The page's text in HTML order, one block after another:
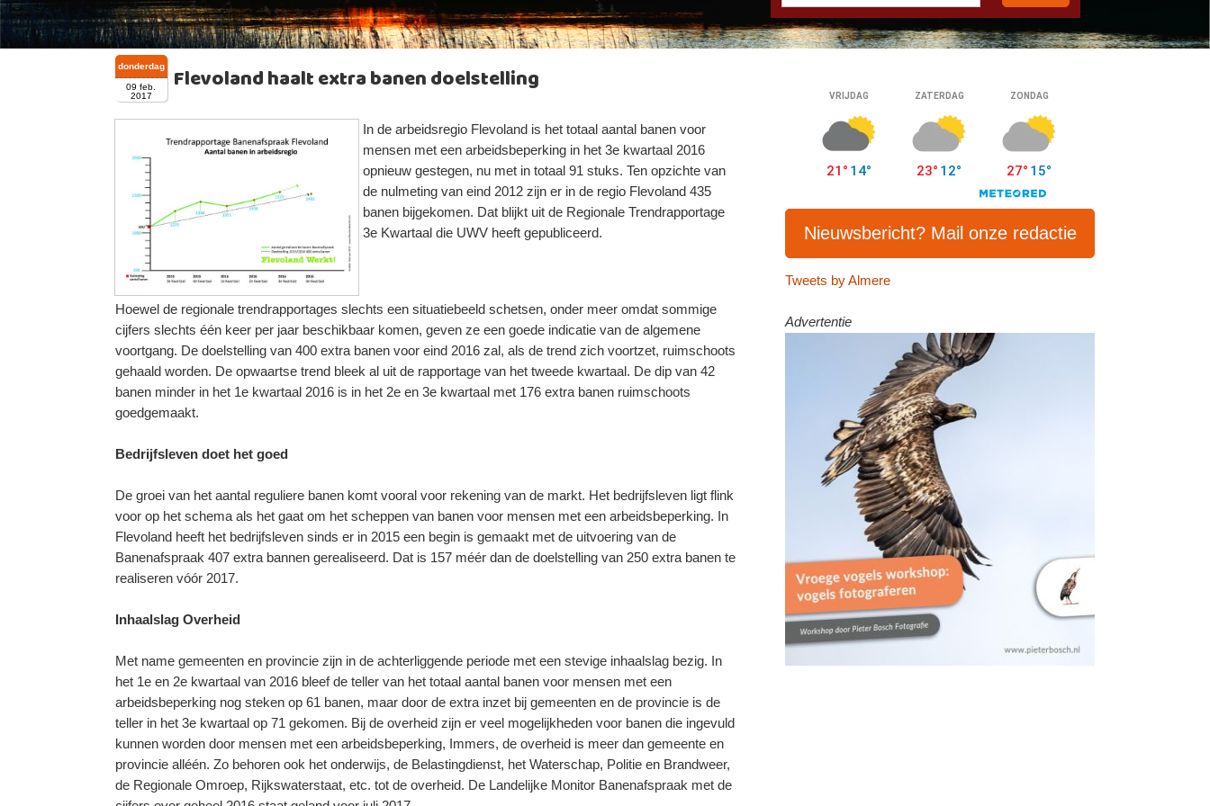
Flevoland haalt extra banen doelstelling
donderdag
09 feb.
2017
In de arbeidsregio Flevoland is het totaal aantal banen voor
mensen met een arbeidsbeperking in het 3e kwartaal 2016
opnieuw gestegen, nu met in totaal 91 stuks. Ten opzichte van
de nulmeting van eind 2012 zijn er in de regio Flevoland 435
banen bijgekomen. Dat blijkt uit de Regionale Trendrapportage
3e Kwartaal die UWV heeft gepubliceerd.
Hoewel de regionale trendrapportages slechts een situatiebeeld schetsen, onder meer omdat sommige
cijfers slechts één keer per jaar beschikbaar komen, geven ze een goede indicatie van de algemene
voortgang. De doelstelling van 400 extra banen voor eind 2016 zal, als de trend zich voortzet, ruimschoots
gehaald worden. De opwaartse trend bleek al uit de rapportage van het tweede kwartaal. De dip van 42
banen minder in het 1e kwartaal 2016 is in het 2e en 3e kwartaal met 176 extra banen ruimschoots
goedgemaakt.
Bedrijfsleven doet het goed
De groei van het aantal reguliere banen komt vooral voor rekening van de markt. Het bedrijfsleven ligt flink
voor op het schema als het gaat om het scheppen van banen voor mensen met een arbeidsbeperking. In
Flevoland heeft het bedrijfsleven sinds er in 2015 een begin is gemaakt met de uitvoering van de
Banenafspraak 407 extra bannen gerealiseerd. Dat is 157 méér dan de doelstelling van 250 extra banen te
realiseren vóór 2017.
Inhaalslag Overheid
Met name gemeenten en provincie zijn in de achterliggende periode met een stevige inhaalslag bezig. In
het 1e en 2e kwartaal van 2016 bleef de teller van het totaal aantal banen voor mensen met een
arbeidsbeperking nog steken op 61 banen, maar door de extra inzet bij gemeenten en de provincie is de
teller in het 3e kwartaal op 71 gekomen. Bij de overheid zijn er veel mogelijkheden voor banen die ingevuld
kunnen worden door mensen met een arbeidsbeperking, Immers, de overheid is meer dan gemeente en
provincie alléén. Zo behoren ook het onderwijs, de Belastingdienst, het Waterschap, Politie en Brandweer,
de Regionale Omroep, Rijkswaterstaat, etc. tot de overheid. De Landelijke Monitor Banenafspraak met de
Nieuwsbericht? Mail onze redactie
Tweets by Almere
Advertentie